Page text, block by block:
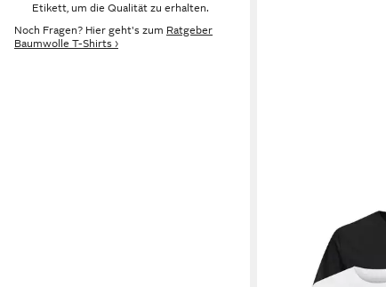
Etikett, um die Qualität zu erhalten.
Noch Fragen? Hier geht's zum Ratgeber
Baumwolle T-Shirts ›